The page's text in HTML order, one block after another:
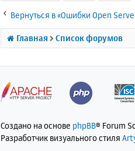
Вернуться в «Ошибки Open
Главная Список форумов
Создано на основе phpBB® Forum
Разработчик визуального стиля